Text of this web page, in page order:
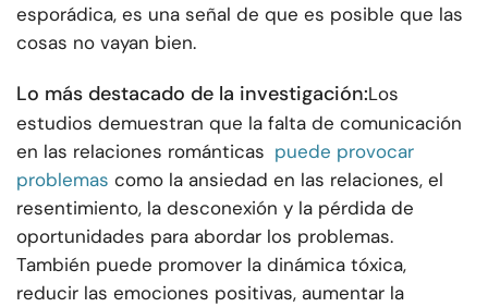
esporádica, es una señal de que es posible que las
cosas no vayan bien.
Lo más destacado de la investigación:Los
estudios demuestran que la falta de comunicación
en las relaciones románticas puede provocar
problemas como la ansiedad en las relaciones, el
resentimiento, la desconexión y la pérdida de
oportunidades para abordar los problemas.
También puede promover la dinámica tóxica,
reducir las emociones positivas, aumentar la